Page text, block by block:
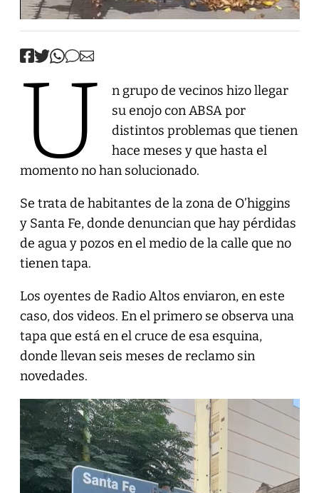
U
n grupo de vecinos hizo llegar
su enojo con ABSA por
distintos problemas que tienen
hace meses y que hasta el
momento no han solucionado.
Se trata de habitantes de la zona de O’higgins
y Santa Fe, donde denuncian que hay pérdidas
de agua y pozos en el medio de la calle que no
tienen tapa.
Los oyentes de Radio Altos enviaron, en este
caso, dos videos. En el primero se observa una
tapa que está en el cruce de esa esquina,
donde llevan seis meses de reclamo sin
novedades.